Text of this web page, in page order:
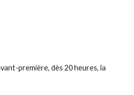
première, dès 20 heures, la